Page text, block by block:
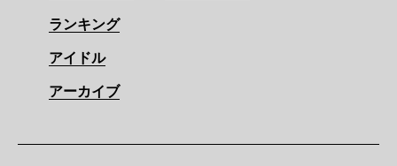
ランキング
アイドル
アーカイブ